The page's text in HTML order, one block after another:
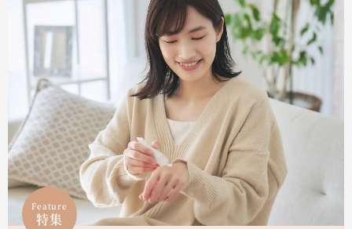
Feature
特集